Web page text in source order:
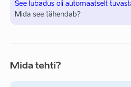
See lubadus oli automaatselt
Mida see tähendab?
Mida tehti?